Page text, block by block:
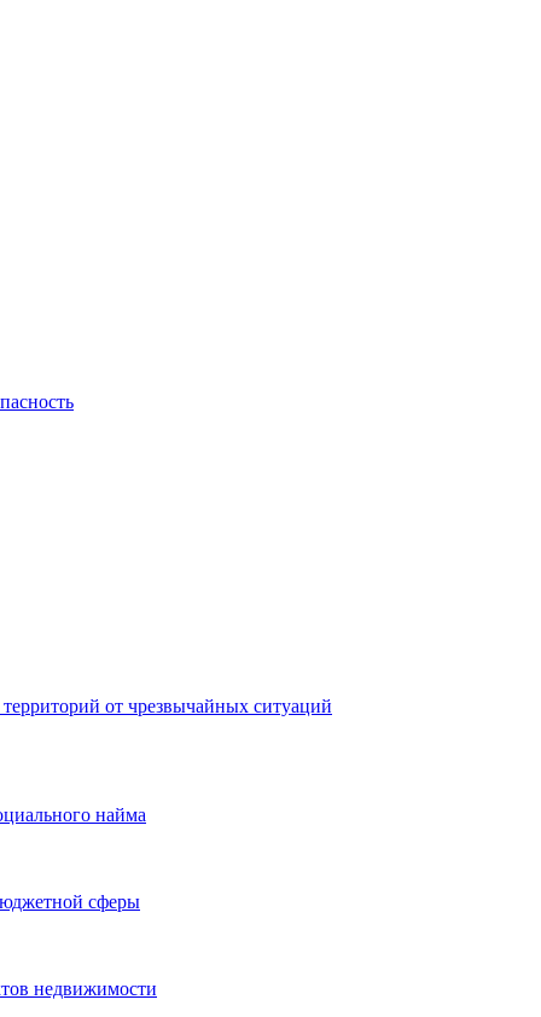
от чрезвычайных ситуаций
найма
сферы
недвижимости